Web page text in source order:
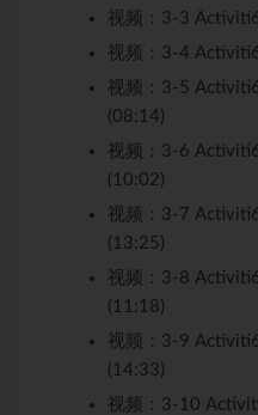
视频： 3-3
视频： 3-4
视频： 3-5
(08:14)
视频： 3-6
(10:02)
视频： 3-7
(13:25)
视频： 3-8
(11:18)
视频： 3-9
(14:33)
视频： 3-10